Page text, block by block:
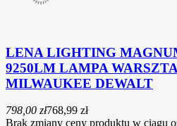
LENA LIGHTING
9250LM LAMPA
MILWAUKEE DEWALT
798,00 zł768,99 zł
Brak zmiany ceny produktu w ciągu